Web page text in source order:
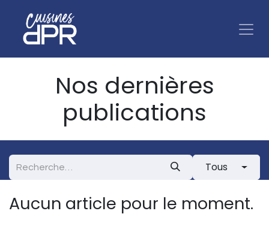
Nos dernières
publications
Tous
Aucun article pour le moment.